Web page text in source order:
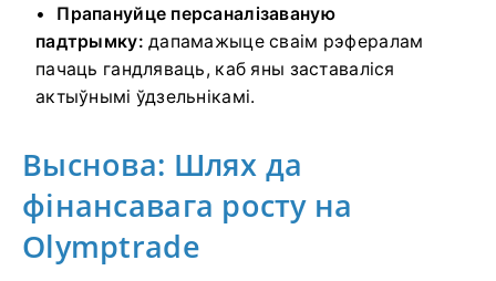
Прапануйце персаналізаваную
падтрымку: дапамажыце сваім рэфералам
пачаць гандляваць, каб яны заставаліся
актыўнымі ўдзельнікамі.
Выснова: Шлях да
фінансавага росту на
Olymptrade